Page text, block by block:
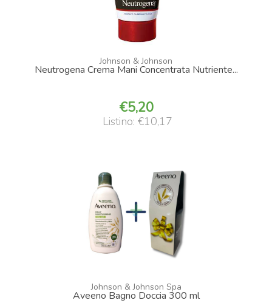
Johnson & Johnson
Neutrogena Crema Mani Concentrata Nutriente...
5,20
Listino: €10,17
Johnson & Johnson Spa
Aveeno Bagno Doccia 300 ml